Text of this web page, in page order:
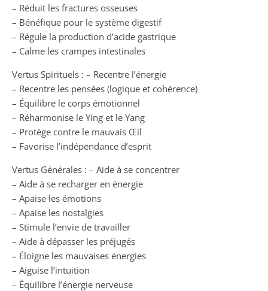
– Réduit les fractures osseuses
– Bénéfique pour le système digestif
– Régule la production d’acide gastrique
– Calme les crampes intestinales
Vertus Spirituels : – Recentre l’énergie
– Recentre les pensées (logique et cohérence)
– Équilibre le corps émotionnel
– Réharmonise le Ying et le Yang
– Protège contre le mauvais Œil
– Favorise l’indépendance d’esprit
Vertus Générales : – Aide à se concentrer
– Aide à se recharger en énergie
– Apaise les émotions
– Apaise les nostalgies
– Stimule l’envie de travailler
– Aide à dépasser les préjugés
– Éloigne les mauvaises énergies
– Aiguise l’intuition
– Équilibre l’énergie nerveuse